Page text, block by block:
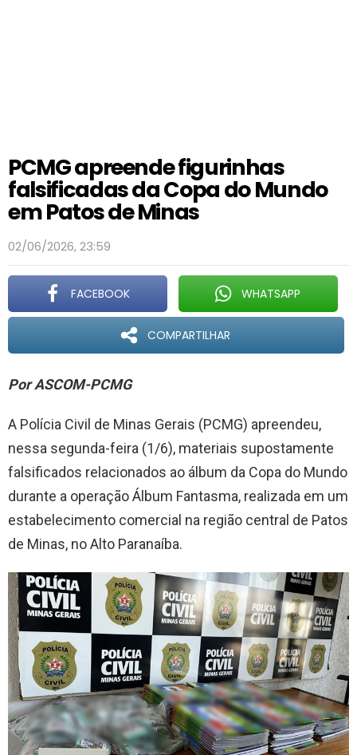
PCMG apreende figurinhas
falsificadas da Copa do Mundo
em Patos de Minas
02/06/2026, 23:59
FACEBOOK WHATSAPP
COMPARTILHAR
Por ASCOM-PCMG
A Polícia Civil de Minas Gerais (PCMG) apreendeu,
nessa segunda-feira (1/6), materiais supostamente
falsificados relacionados ao álbum da Copa do Mundo
durante a operação Álbum Fantasma, realizada em um
estabelecimento comercial na região central de Patos
de Minas, no Alto Paranaíba.